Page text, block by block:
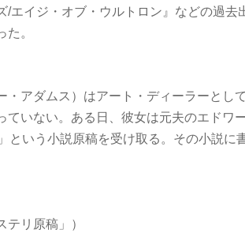
/エイジ・オブ・ウルトロン』などの過去
。
・アダムス）はアート・ディーラーとし
ていない。ある日、彼女は元夫のエドワ
という小説原稿を受け取る。その小説に
リ原稿」）